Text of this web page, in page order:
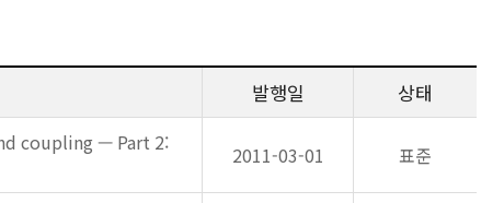
발행일 상태
coupling — Part 2:
2011-03-01 표준